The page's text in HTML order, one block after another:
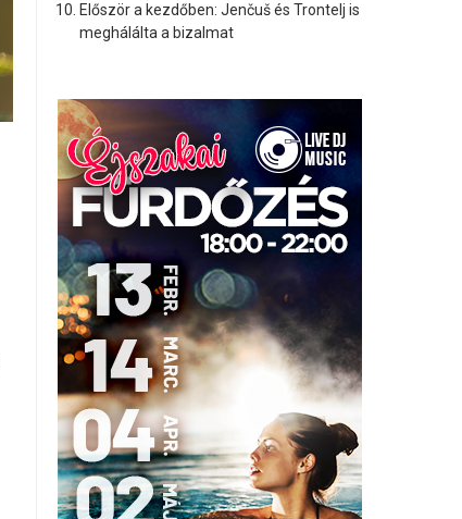
Először a kezdőben: Jenčuš és Trontelj is
meghálálta a bizalmat